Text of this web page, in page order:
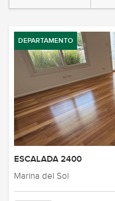
DEPARTAMENTO
ESCALADA 2400
Marina del Sol